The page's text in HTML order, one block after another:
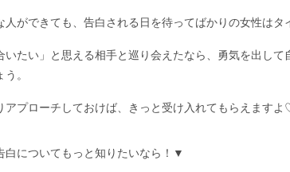
人ができても、告白される日を待ってばかりの女性はタ
いたい」と思える相手と巡り会えたなら、勇気を出し
。
アプローチしておけば、きっと受け入れてもらえます
白についてもっと知りたいなら！▼